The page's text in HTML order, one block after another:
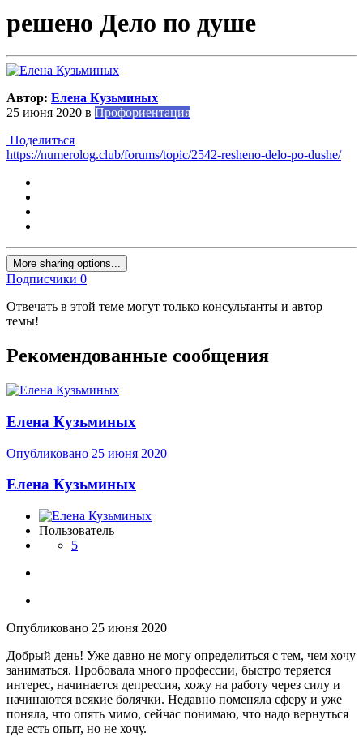
решено Дело по душе
Автор: Елена Кузьминых
25 июня 2020 в Профориентация
Поделиться
https://numerolog.club/forums/topic/2542-resheno-delo-po-dushe/
More sharing options...
Подписчики 0
Отвечать в этой теме могут только консультанты и автор
темы!
Рекомендованные сообщения
Елена Кузьминых
Опубликовано 25 июня 2020
Елена Кузьминых
Пользователь
5
Опубликовано 25 июня 2020
Добрый день! Уже давно не могу определиться с тем, чем хочу
заниматься. Пробовала много профессии, быстро теряется
интерес, начинается депрессия, хожу на работу через силу и
начинаются всякие болячки. Недавно поменяла сферу и уже
поняла, что опять мимо, сейчас понимаю, что надо вернуться
где есть опыт, но не хочу.